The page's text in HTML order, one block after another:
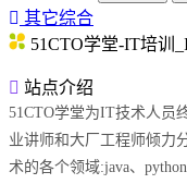
其它综合
51CTO学堂-IT培训
站点介绍
51CTO学堂为IT技术人员
业讲师和大厂工程师倾力
术的各个领域:java、